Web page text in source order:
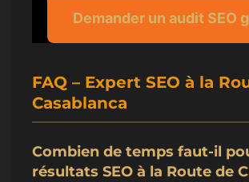
Demander un audit SEO
FAQ – Expert SEO à la
Casablanca
Combien de temps faut-il
résultats SEO à la Route de